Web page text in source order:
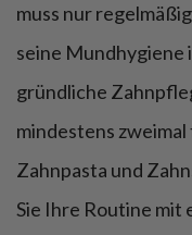
muss nur
seine
gründliche
mindestens
Zahnpasta und
Sie Ihre Routine